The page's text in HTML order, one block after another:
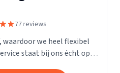
77 reviews
waardoor we heel flexibel
staat bij ons écht op